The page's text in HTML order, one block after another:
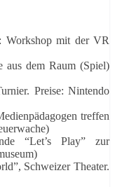
Workshop mit der VR
aus dem Raum (Spiel)
Preise: Nintendo
treffen
“Let’s Play” zur
Schweizer Theater.